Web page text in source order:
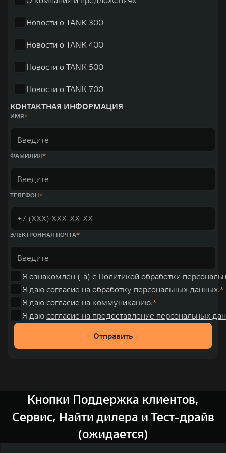
Новости о TANK 300
Новости о TANK 400
Новости о TANK 500
Новости о TANK 700
КОНТАКТНАЯ ИНФОРМАЦИЯ
ИМЯ
ФАМИЛИЯ
ТЕЛЕФОН
ЭЛЕКТРОННАЯ ПОЧТА
Я ознакомлен (-а) с Политикой обработки
Я даю согласие на обработку персональных данных.
Я даю согласие на коммуникацию.
Я даю согласие на предоставление персональных
Отправить
Кнопки Поддержка клиентов,
Сервис, Найти дилера и Тест-драйв
(ожидается)